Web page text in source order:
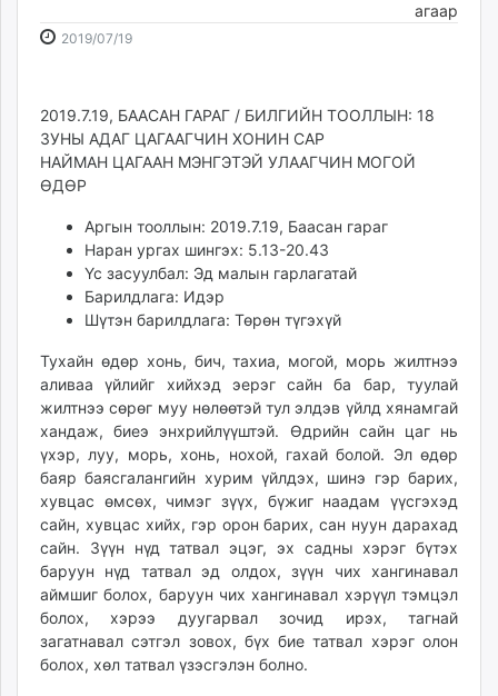
Gogo.mn
caak.mn
zindaa.mn
Baabar.mn
tovch.mn
ikon.mn
Livetv.mn
Eguur.mn
24tsag.mn
shuud.mn
eagle.mn
ergelt.mn
zarig.mn
today.mn
zuv.mn
mminfo.mn
ugluu.mn
urlag.mn
unen.mn
asu.mn
shudarga.mn
shuurhai.mn
агаар
2019/07/192019-
08:34:00
2026-
01:19:58
2019.7.19, БААСАН ГАРАГ / БИЛГИЙН ТООЛЛЫН: 18
ЗУНЫ АДАГ ЦАГААГЧИН ХОНИН САР
НАЙМАН ЦАГААН МЭНГЭТЭЙ УЛААГЧИН МОГОЙ
ӨДӨР
Аргын тооллын: 2019.7.19, Баасан гараг
Наран ургах шингэх: 5.13-20.43
Үс засуулбал: Эд малын гарлагатай
Барилдлага: Идэр
Шүтэн барилдлага: Төрөн түгэхүй
Тухайн өдөр хонь, бич, тахиа, могой, морь жилтнээ
аливаа үйлийг хийхэд эерэг сайн ба бар, туулай
жилтнээ сөрөг муу нөлөөтэй тул элдэв үйлд хянамгай
хандаж, биеэ энхрийлүүштэй. Өдрийн сайн цаг нь
үхэр, луу, морь, хонь, нохой, гахай болой. Эл өдөр
баяр баясгалангийн хурим үйлдэх, шинэ гэр барих,
хувцас өмсөх, чимэг зүүх, бүжиг наадам үүсгэхэд
сайн, хувцас хийх, гэр орон барих, сан нуун дарахад
сайн. Зүүн нүд татвал эцэг, эх садны хэрэг бүтэх
баруун нүд татвал эд олдох, зүүн чих хангинавал
аймшиг болох, баруун чих хангинавал хэрүүл тэмцэл
болох, хэрээ дуугарвал зочид ирэх, тагнай
загатнавал сэтгэл зовох, бүх бие татвал хэрэг олон
болох, хөл татвал үзэсгэлэн болно.